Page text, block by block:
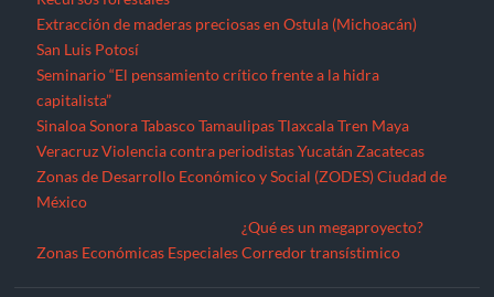
Funciona gracias a WordPress
Freesia.